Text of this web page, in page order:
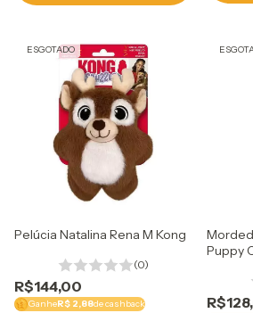
ESGOTADO
Pelúcia Natalina Rena M Kong
(0)
R$144,00
GanheR$ 2,88de cashback
Puppy